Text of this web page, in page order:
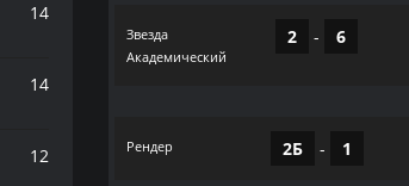
14
14
12
Звезда
Академический
2 - 6
Рендер 2Б - 1